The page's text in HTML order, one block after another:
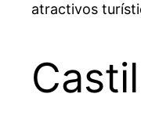
atractivos